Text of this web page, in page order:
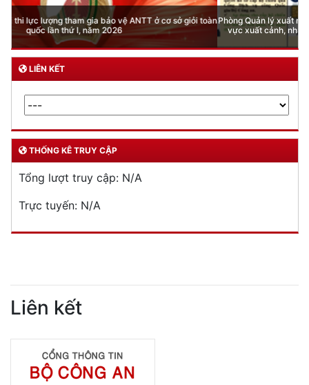
Phòng Quản lý xuất nhập cảnh: Hướng dẫn những quy định mới trong lĩnh
vực xuất cảnh, nhập cảnh của công dân việt nam từ ngày 01/7/2026
LIÊN KẾT
THỐNG KÊ TRUY CẬP
Tổng lượt truy cập: N/A
Trực tuyến: N/A
Liên kết